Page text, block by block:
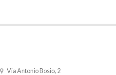
Via Antonio Bosio, 2